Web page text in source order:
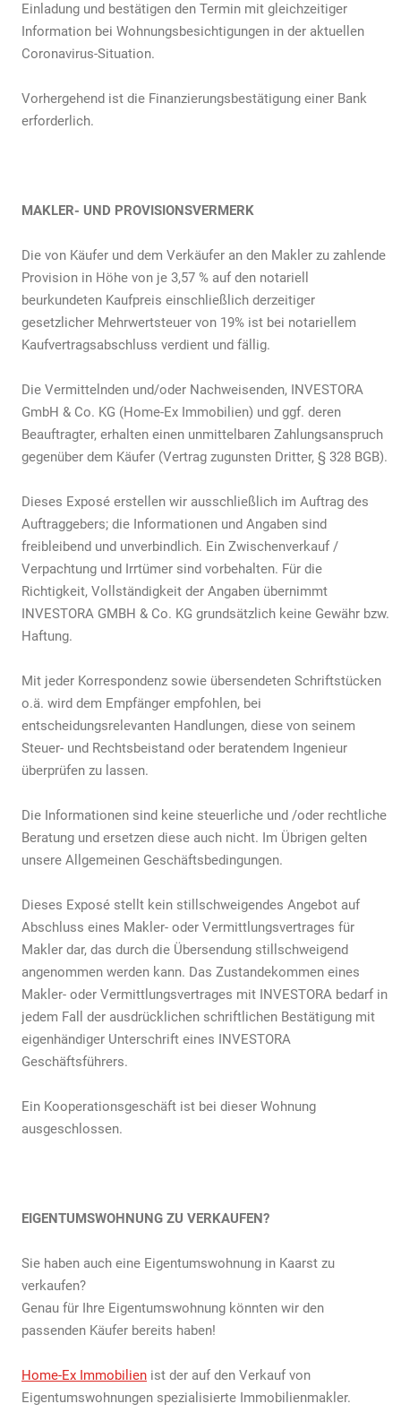
Einladung und bestätigen den Termin mit gleichzeitiger
Information bei Wohnungsbesichtigungen in der aktuellen
Coronavirus-Situation.
Vorhergehend ist die Finanzierungsbestätigung einer Bank
erforderlich.
MAKLER- UND PROVISIONSVERMERK
Die von Käufer und dem Verkäufer an den Makler zu zahlende
Provision in Höhe von je 3,57 % auf den notariell
beurkundeten Kaufpreis einschließlich derzeitiger
gesetzlicher Mehrwertsteuer von 19% ist bei notariellem
Kaufvertragsabschluss verdient und fällig.
Die Vermittelnden und/oder Nachweisenden, INVESTORA
GmbH & Co. KG (Home-Ex Immobilien) und ggf. deren
Beauftragter, erhalten einen unmittelbaren Zahlungsanspruch
gegenüber dem Käufer (Vertrag zugunsten Dritter, § 328 BGB).
Dieses Exposé erstellen wir ausschließlich im Auftrag des
Auftraggebers; die Informationen und Angaben sind
freibleibend und unverbindlich. Ein Zwischenverkauf /
Verpachtung und Irrtümer sind vorbehalten. Für die
Richtigkeit, Vollständigkeit der Angaben übernimmt
INVESTORA GMBH & Co. KG grundsätzlich keine Gewähr bzw.
Haftung.
Mit jeder Korrespondenz sowie übersendeten Schriftstücken
o.ä. wird dem Empfänger empfohlen, bei
entscheidungsrelevanten Handlungen, diese von seinem
Steuer- und Rechtsbeistand oder beratendem Ingenieur
überprüfen zu lassen.
Die Informationen sind keine steuerliche und /oder rechtliche
Beratung und ersetzen diese auch nicht. Im Übrigen gelten
unsere Allgemeinen Geschäftsbedingungen.
Dieses Exposé stellt kein stillschweigendes Angebot auf
Abschluss eines Makler- oder Vermittlungsvertrages für
Makler dar, das durch die Übersendung stillschweigend
angenommen werden kann. Das Zustandekommen eines
Makler- oder Vermittlungsvertrages mit INVESTORA bedarf in
jedem Fall der ausdrücklichen schriftlichen Bestätigung mit
eigenhändiger Unterschrift eines INVESTORA
Geschäftsführers.
Ein Kooperationsgeschäft ist bei dieser Wohnung
ausgeschlossen.
EIGENTUMSWOHNUNG ZU VERKAUFEN?
Sie haben auch eine Eigentumswohnung in Kaarst zu
verkaufen?
Genau für Ihre Eigentumswohnung könnten wir den
passenden Käufer bereits haben!
Home-Ex Immobilien ist der auf den Verkauf von
Eigentumswohnungen spezialisierte Immobilienmakler.